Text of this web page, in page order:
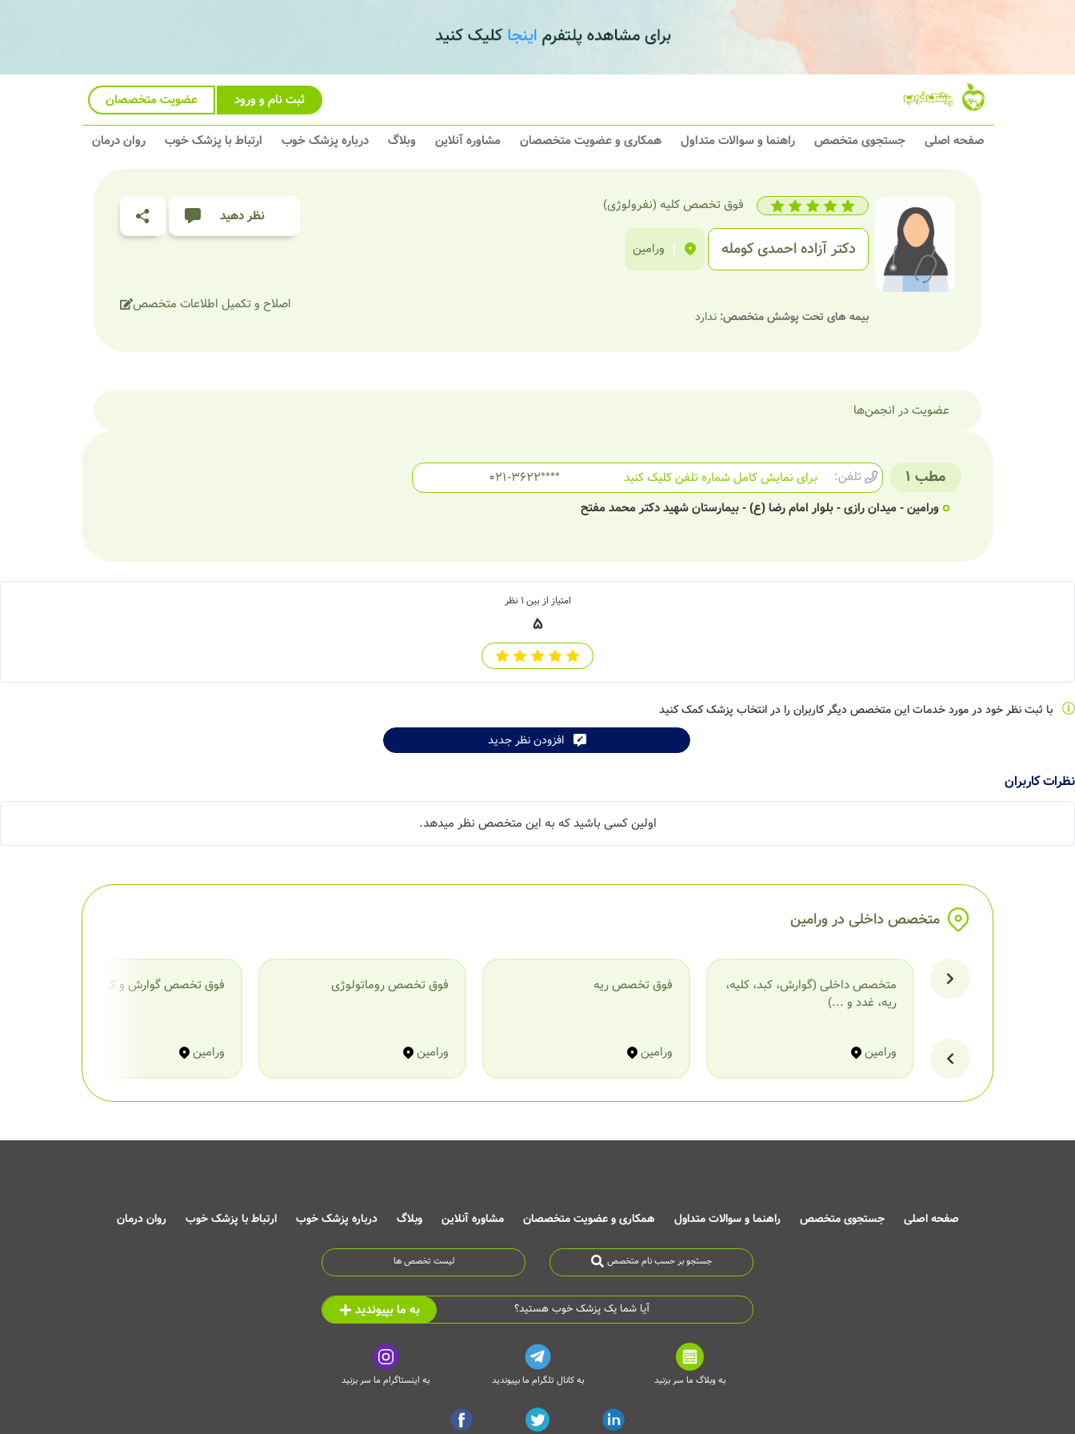
ثبت نام و ورود عضویت متخصصان
صفحه اصلی جستجوی متخصص راهنما و سوالات متداول همکاری و عضویت متخصصان مشاوره آنلاین وبلاگ درباره پزشک خوب ارتباط با پزشک خوب روان درمان
فوق تخصص کلیه (نفرولوژی)
دکتر آزاده احمدی کومله | ورامین
بیمه های تحت پوشش متخصص:ندارد
نظر دهید
اصلاح و تکمیل اطلاعات متخصص
عضویت در انجمن‌ها
مطب 1 تلفن: 021-3622****
برای نمایش کامل شماره تلفن کلیک کنید
ورامین - میدان رازی - بلوار امام رضا (ع) - بیمارستان شهید دکتر محمد مفتح
امتیاز از بین 1 نظر
5
با ثبت نظر خود در مورد خدمات این متخصص دیگر کاربران را در انتخاب پزشک کمک کنید
افزودن نظر جدید
نظرات کاربران
اولین کسی باشید که به این متخصص نظر میدهد.
متخصص داخلی در ورامین
متخصص داخلی (گوارش، کبد، کلیه،
ریه، غدد و ...)
ورامین
فوق تخصص ریه
ورامین
فوق تخصص روماتولوژی
ورامین
فوق تخصص گوارش و کبد
ورامین
صفحه اصلی جستجوی متخصص راهنما و سوالات متداول همکاری و عضویت متخصصان مشاوره آنلاین وبلاگ درباره پزشک خوب ارتباط با پزشک خوب روان درمان
جستجو بر حسب نام متخصص لیست تخصص ها
آیا شما یک پزشک خوب هستید؟ به ما بپیوندید
به وبلاگ ما سر بزنید به کانال تلگرام ما بپیوندید به اینستاگرام ما سر بزنید